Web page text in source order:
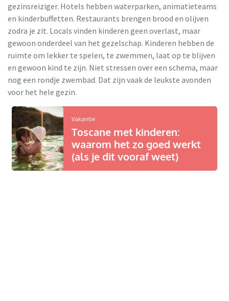
gezinsreiziger. Hotels hebben waterparken, animatieteams
en kinderbuffetten. Restaurants brengen brood en olijven
zodra je zit. Locals vinden kinderen geen overlast, maar
gewoon onderdeel van het gezelschap. Kinderen hebben de
ruimte om lekker te spelen, te zwemmen, laat op te blijven
en gewoon kind te zijn. Niet stressen over een schema, maar
nog een rondje zwembad. Dat zijn vaak de leukste avonden
voor het hele gezin.
Vakantie
Toscane met kinderen:
waarom het zo goed werkt
(als je dit vooraf weet)